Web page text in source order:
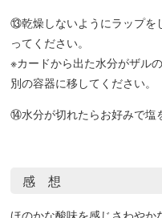
⑬乾燥しないようにラップを
ってください。
※カードから出た水分がザル
別の容器に移してください。
⑭水分が切れたらお好みで塩
感 想
ほのかな酸味を感じさわやか